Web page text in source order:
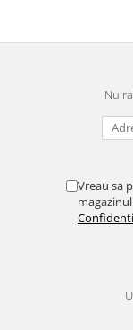
Nu
Vreau sa